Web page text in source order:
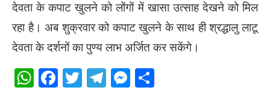
देवता के कपाट खुलने को लोंगों में खासा उत्साह देखने को मिल
रहा है। अब शुक्रवार को कपाट खुलने के साथ ही श्रद्धालु लाटू
देवता के दर्शनों का पुण्य लाभ अर्जित कर सकेंगे।
WhatsApp
Facebook
Twitter
Telegram
Messenger